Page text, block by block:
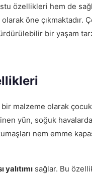
özellikleri hem de
öne çıkmaktadır.
bir yaşam
malzeme olarak
yün, soğuk
nem emme
yalıtımı sağlar. Bu